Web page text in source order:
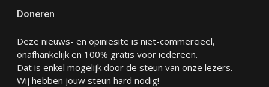
Doneren
Deze nieuws- en opiniesite is niet-commercieel,
onafhankelijk en 100% gratis voor iedereen.
Dat is enkel mogelijk door de steun van onze lezers.
Wij hebben jouw steun hard nodig!